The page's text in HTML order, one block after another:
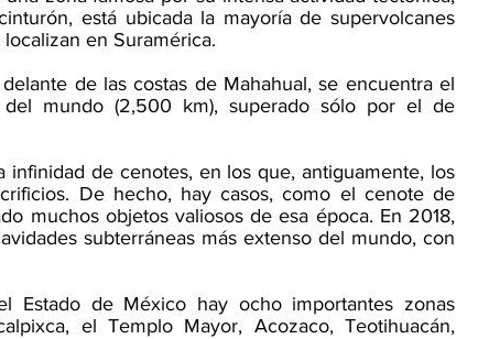
está ubicada la mayoría de supervolcanes
en Suramérica.
de las costas de Mahahual, se encuentra el
mundo (2,500 km), superado sólo por el de
infinidad de cenotes, en los que, antiguamente, los
De hecho, hay casos, como el cenote de
muchos objetos valiosos de esa época. En 2018,
subterráneas más extenso del mundo, con
de México hay ocho importantes zonas
el Templo Mayor, Acozaco, Teotihuacán,